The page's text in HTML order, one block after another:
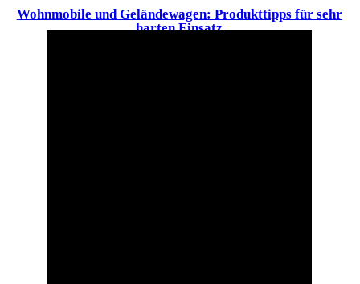
Wohnmobile und Geländewagen: Produkttipps für sehr
harten Einsatz